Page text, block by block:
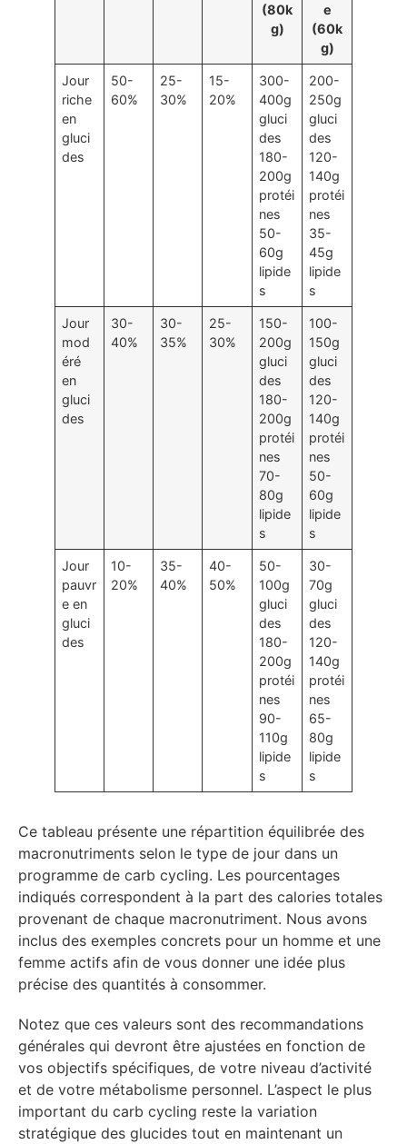
(80k
g)
e
(60k
g)
Jour
riche
en
gluci
des
50-
60%
25-
30%
15-
20%
300-
400g
gluci
des
180-
200g
protéi
nes
50-
60g
lipide
s
200-
250g
gluci
des
120-
140g
protéi
nes
35-
45g
lipide
s
Jour
mod
éré
en
gluci
des
30-
40%
30-
35%
25-
30%
150-
200g
gluci
des
180-
200g
protéi
nes
70-
80g
lipide
s
100-
150g
gluci
des
120-
140g
protéi
nes
50-
60g
lipide
s
Jour
pauvr
e en
gluci
des
10-
20%
35-
40%
40-
50%
50-
100g
gluci
des
180-
200g
protéi
nes
90-
110g
lipide
s
30-
70g
gluci
des
120-
140g
protéi
nes
65-
80g
lipide
s
Ce tableau présente une répartition équilibrée des
macronutriments selon le type de jour dans un
programme de carb cycling. Les pourcentages
indiqués correspondent à la part des calories totales
provenant de chaque macronutriment. Nous avons
inclus des exemples concrets pour un homme et une
femme actifs afin de vous donner une idée plus
précise des quantités à consommer.
Notez que ces valeurs sont des recommandations
générales qui devront être ajustées en fonction de
vos objectifs spécifiques, de votre niveau d’activité
et de votre métabolisme personnel. L’aspect le plus
important du carb cycling reste la variation
stratégique des glucides tout en maintenant un